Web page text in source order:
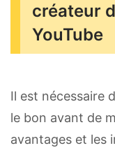
créateur
YouTube
Il est nécessaire
le bon avant de
avantages et les